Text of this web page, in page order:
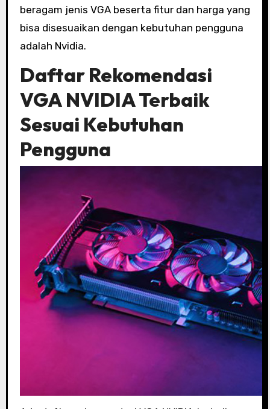
beragam jenis VGA beserta fitur dan harga yang
bisa disesuaikan dengan kebutuhan pengguna
adalah Nvidia.
Daftar Rekomendasi
VGA NVIDIA Terbaik
Sesuai Kebutuhan
Pengguna